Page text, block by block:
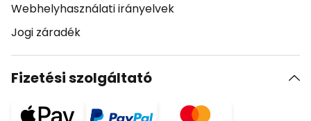
Webhelyhasználati irányelvek
Jogi záradék
Fizetési szolgáltató